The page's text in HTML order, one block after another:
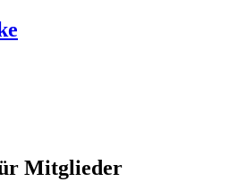
Mitglieder